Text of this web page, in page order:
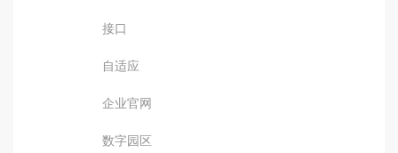
接口
自适应
企业官网
数字园区